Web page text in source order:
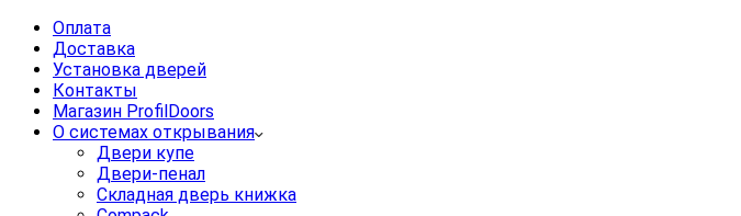
Оплата
Доставка
Установка дверей
Контакты
Магазин ProfilDoors
О системах открывания
Двери купе
Двери-пенал
Складная дверь книжка